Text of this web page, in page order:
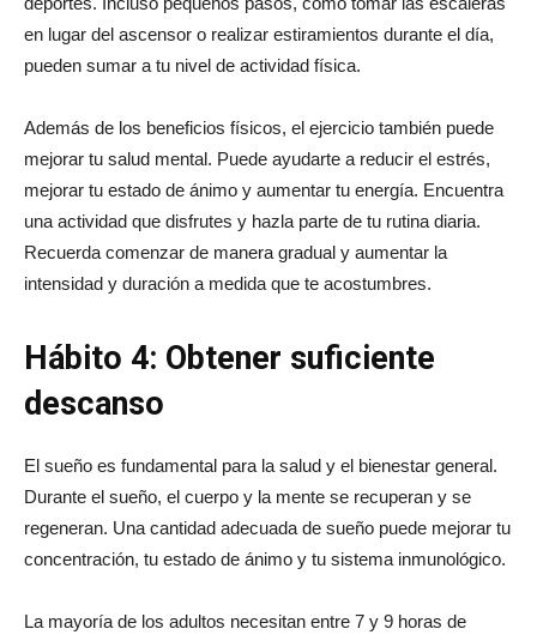
en lugar del ascensor o realizar estiramientos durante el día,
pueden sumar a tu nivel de actividad física.
Además de los beneficios físicos, el ejercicio también puede
mejorar tu salud mental. Puede ayudarte a reducir el estrés,
mejorar tu estado de ánimo y aumentar tu energía. Encuentra
una actividad que disfrutes y hazla parte de tu rutina diaria.
Recuerda comenzar de manera gradual y aumentar la
intensidad y duración a medida que te acostumbres.
Hábito 4: Obtener suficiente
descanso
El sueño es fundamental para la salud y el bienestar general.
Durante el sueño, el cuerpo y la mente se recuperan y se
regeneran. Una cantidad adecuada de sueño puede mejorar tu
concentración, tu estado de ánimo y tu sistema inmunológico.
La mayoría de los adultos necesitan entre 7 y 9 horas de